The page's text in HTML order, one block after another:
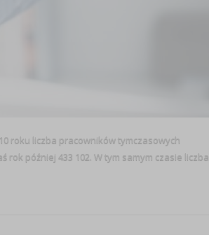
roku liczba pracowników tymczasowych
rok później 433 102. W tym samym czasie liczba